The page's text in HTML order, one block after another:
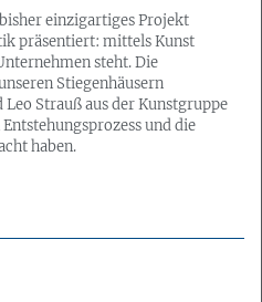
einzigartiges Projekt
präsentiert: mittels Kunst
steht. Die
Stiegenhäusern
Strauß aus der Kunstgruppe
und die
haben.